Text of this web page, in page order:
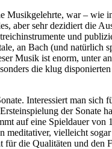
Musikgelehrte, war –
aber sehr dezidiert die
und
an Bach (und
Musik ist enorm, unter
die klug
Interessiert man
der Sonate
auf eine Spieldauer
meditativer, vielleicht
für die Qualitäten und den